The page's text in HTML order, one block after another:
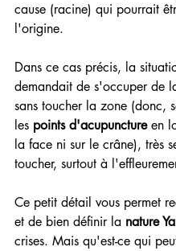
cause (racine) qui pourrait
l'origine.
Dans ce cas précis, la
demandait de s'occuper de
sans toucher la zone (donc,
les points d'acupuncture en
la face ni sur le crâne), très
toucher, surtout à
Ce petit détail vous permet
et de bien définir la nature
crises. Mais qu'est-ce qui